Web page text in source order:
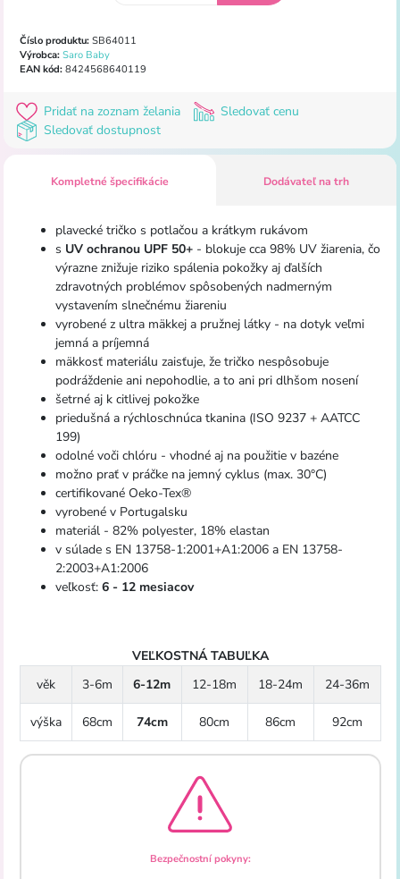
Číslo produktu:SB64011
Výrobca: Saro Baby
EAN kód:8424568640119
Pridať na zoznam želania
Sledovať cenu
Sledovať dostupnost
Kompletné špecifikácie Dodávateľ na trh
plavecké tričko s potlačou a krátkym rukávom
s UV ochranou UPF 50+- blokuje cca 98% UV žiarenia, čo
výrazne znižuje riziko spálenia pokožky aj ďalších
zdravotných problémov spôsobených nadmerným
vystavením slnečnému žiareniu
vyrobené z ultra mäkkej a pružnej látky - na dotyk veľmi
jemná a príjemná
mäkkosť materiálu zaisťuje, že tričko nespôsobuje
podráždenie ani nepohodlie, a to ani pri dlhšom nosení
šetrné aj k citlivej pokožke
priedušná a rýchloschnúca tkanina (ISO 9237 + AATCC
199)
odolné voči chlóru - vhodné aj na použitie v bazéne
možno prať v práčke na jemný cyklus (max. 30°C)
certifikované Oeko-Tex®
vyrobené v Portugalsku
materiál - 82% polyester, 18% elastan
v súlade s EN 13758-1:2001+A1:2006 a EN 13758-
2:2003+A1:2006
veľkosť: 6 - 12 mesiacov
VEĽKOSTNÁ TABUĽKA
věk
3-6m 6-12m 12-18m 18-24m 24-36m
výška 68cm 74cm 80cm 86cm 92cm
Bezpečnostní pokyny: